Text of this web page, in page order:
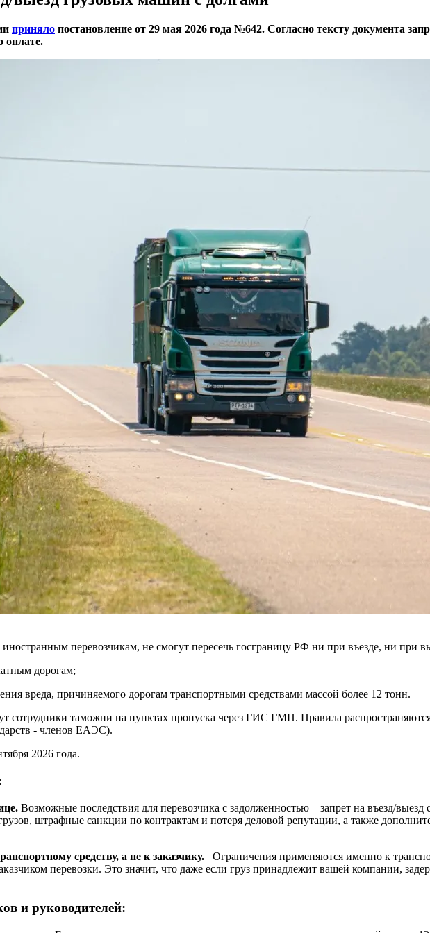
приняло постановление от 29 мая 2026 года №642. Согласно тексту документа
оплате.
перевозчикам, не смогут пересечь госграницу РФ ни при въезде, ни при
дорогам;
вреда, причиняемого дорогам транспортными средствами массой более 12 тонн.
сотрудники таможни на пунктах пропуска через ГИС ГМП. Правила
- членов ЕАЭС).
2026 года.
Возможные последствия для перевозчика с задолженностью – запрет на въезд/
штрафные санкции по контрактам и потеря деловой репутации, а также
средству, а не к заказчику. Ограничения применяются именно к
перевозки. Это значит, что даже если груз принадлежит вашей компании,
и руководителей: